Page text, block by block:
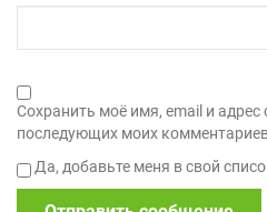
Сохранить моё имя, email и адрес
последующих моих
Да, добавьте меня в свой